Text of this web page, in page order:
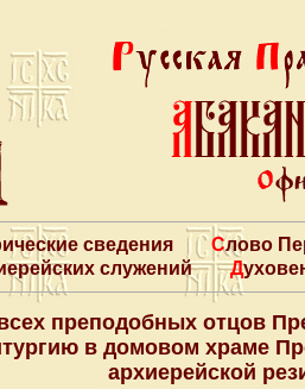
сведения
Слово
служений
преподобных отцов
в домовом храме
архиерейской